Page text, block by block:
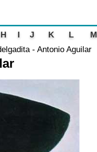
H I J K L M
- Antonio Aguilar